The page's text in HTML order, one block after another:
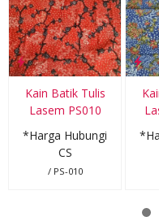
Kain Batik Tulis
Lasem PS010
*Harga Hubungi
CS
/ PS-010